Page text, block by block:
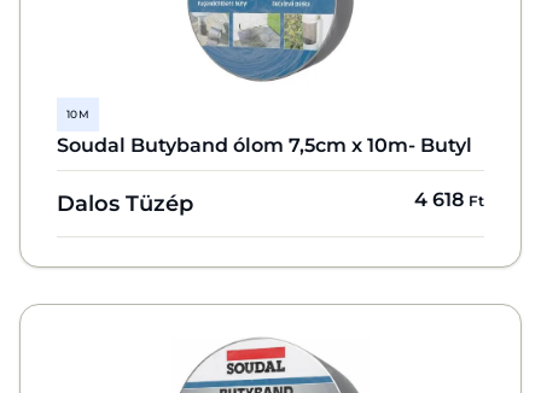
10 M
Soudal Butyband ólom 7,5cm x 10m- Butyl
Dalos Tüzép 4 618 Ft